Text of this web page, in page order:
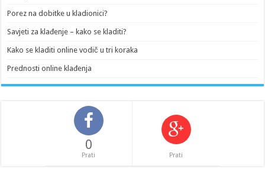
Porez na dobitke u kladionici?
Savjeti za klađenje – kako se kladiti?
Kako se kladiti online vodič u tri koraka
Prednosti online klađenja
0
Prati Prati